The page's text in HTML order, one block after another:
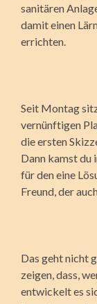
sanitären
damit einen
errichten.
Seit Montag
vernünftigen
die ersten
Dann kamst du
für den eine
Freund, der
Das geht nicht
zeigen, dass,
entwickelt es